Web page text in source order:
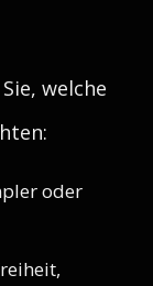
welche
oder